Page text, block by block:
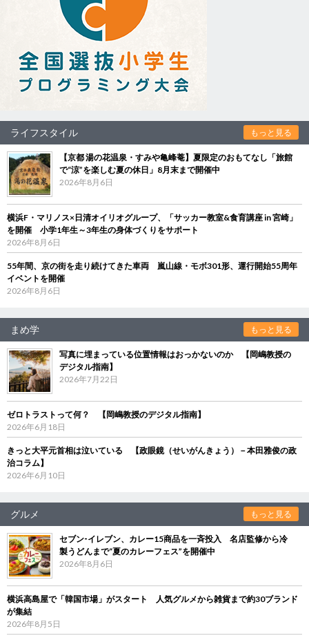
ライフスタイル もっと見る
【京都 湯の花温泉・すみや亀峰菴】夏限定のおもてなし「旅館
で“涼”を楽しむ夏の休日」8月末まで開催中
2026年8月6日
横浜F・マリノス×日清オイリオグループ、「サッカー教室&食育講座 in 宮崎」
を開催 小学1年生～3年生の身体づくりをサポート
2026年8月6日
55年間、京の街を走り続けてきた車両 嵐山線・モボ301形、運行開始55周年
イベントを開催
2026年8月6日
まめ学 もっと見る
写真に埋まっている位置情報はおっかないのか 【岡嶋教授の
デジタル指南】
2026年7月22日
ゼロトラストって何？ 【岡嶋教授のデジタル指南】
2026年6月18日
きっと大平元首相は泣いている 【政眼鏡（せいがんきょう）－本田雅俊の政
治コラム】
2026年6月10日
グルメ もっと見る
セブン‐イレブン、カレー15商品を一斉投入 名店監修から冷
製うどんまで“夏のカレーフェス”を開催中
2026年8月6日
横浜高島屋で「韓国市場」がスタート 人気グルメから雑貨まで約30ブランド
が集結
2026年8月5日